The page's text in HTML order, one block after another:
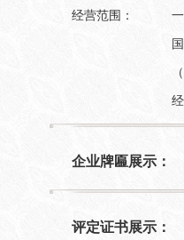
经营范围：
企业牌匾展示：
评定证书展示：